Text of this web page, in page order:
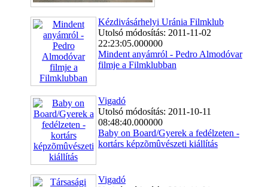
Kézdivásárhelyi Uránia Filmklub
Utolsó módosítás: 2011-11-02
22:23:05.000000
Mindent anyámról - Pedro Almodóvar
filmje a Filmklubban
Vigadó
Utolsó módosítás: 2011-10-11
08:48:40.000000
Baby on Board/Gyerek a fedélzeten -
kortárs képzõmûvészeti kiállítás
Vigadó